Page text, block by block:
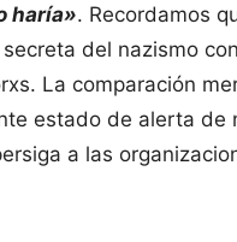
haría». Recordamos
del nazismo con
La comparación
estado de alerta de
a las